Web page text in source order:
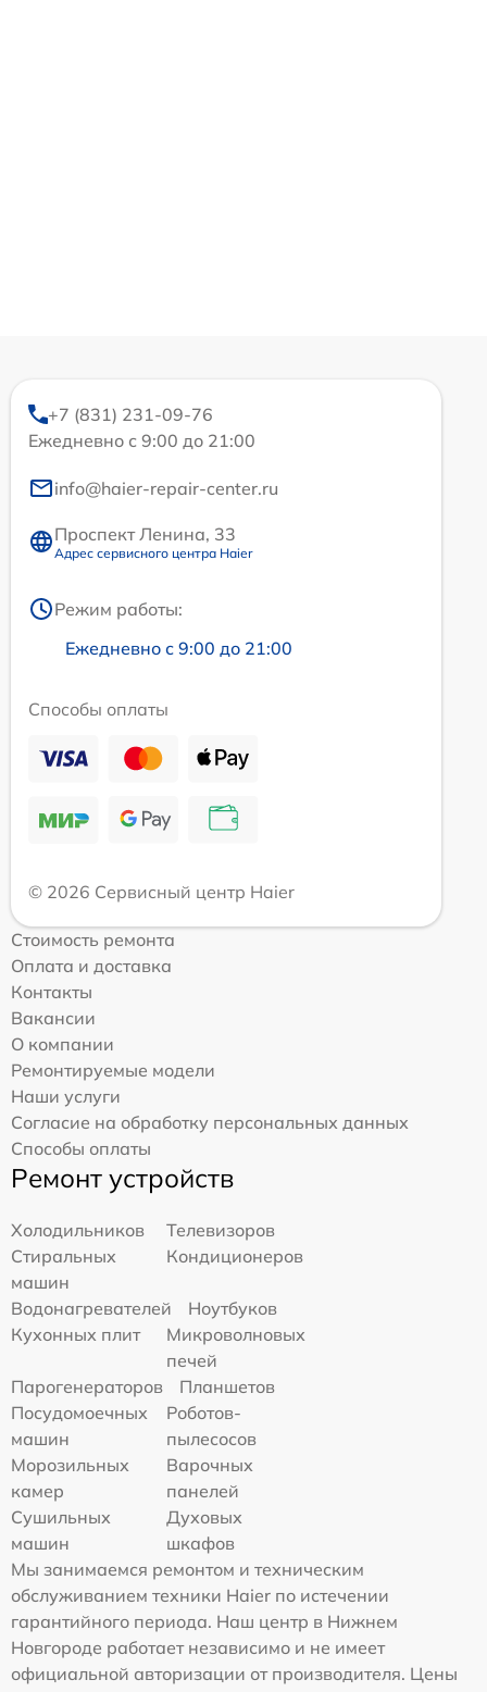
+7 (831) 231-09-76
Ежедневно с 9:00 до 21:00
info@haier-repair-center.ru
Проспект Ленина, 33
Адрес сервисного центра Haier
Режим работы:
Ежедневно с 9:00 до 21:00
Способы оплаты
© 2026 Сервисный центр Haier
Стоимость ремонта
Оплата и доставка
Контакты
Вакансии
О компании
Ремонтируемые модели
Наши услуги
Согласие на обработку персональных данных
Способы оплаты
Ремонт устройств
Холодильников
Телевизоров
Стиральных
машин
Кондиционеров
Водонагревателей
Ноутбуков
Кухонных плит
Микроволновых
печей
Парогенераторов
Планшетов
Посудомоечных
машин
Роботов-
пылесосов
Морозильных
камер
Варочных
панелей
Сушильных
машин
Духовых
шкафов
Мы занимаемся ремонтом и техническим
обслуживанием техники Haier по истечении
гарантийного периода. Наш центр в Нижнем
Новгороде работает независимо и не имеет
официальной авторизации от производителя. Цены